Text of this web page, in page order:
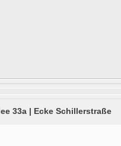
33a | Ecke Schillerstraße